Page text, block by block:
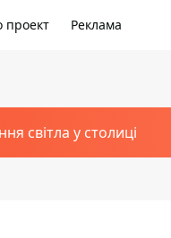
проект Реклама
світла у столиці